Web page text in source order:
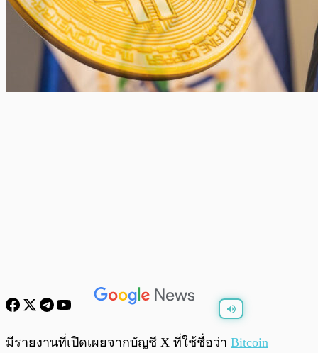
พร้อมเล่น
มีรายงานที่เปิดเผยจากบัญชี X ที่ใช้ชื่อว่า Bitcoin